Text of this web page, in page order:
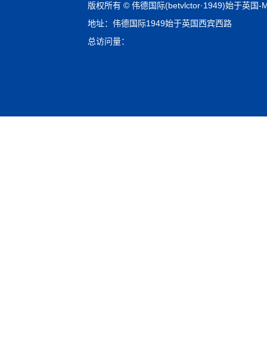
版权所有 © 伟德国际(betvlctor·1949)始于英国-
地址：伟德国际1949始于英国西宾西路
总访问量：